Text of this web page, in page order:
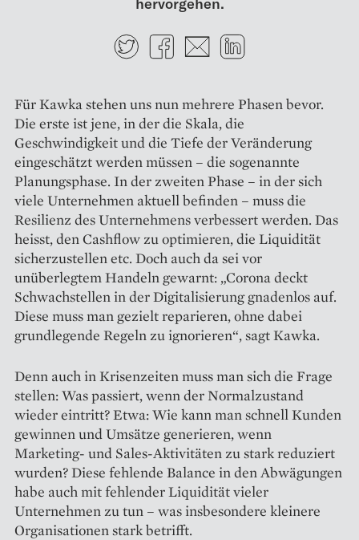
TwitterFacebook
E-mail
Für Kawka stehen uns nun mehrere Phasen bevor.
Die erste ist jene, in der die Skala, die
Geschwindigkeit und die Tiefe der Veränderung
eingeschätzt werden müssen – die sogenannte
Planungsphase. In der zweiten Phase – in der sich
viele Unternehmen aktuell befinden – muss die
Resilienz des Unternehmens verbessert werden. Das
heisst, den Cashflow zu optimieren, die Liquidität
sicherzustellen etc. Doch auch da sei vor
unüberlegtem Handeln gewarnt: „Corona deckt
Schwachstellen in der Digitalisierung gnadenlos auf.
Diese muss man gezielt reparieren, ohne dabei
grundlegende Regeln zu ignorieren“, sagt Kawka.
Denn auch in Krisenzeiten muss man sich die Frage
stellen: Was passiert, wenn der Normalzustand
wieder eintritt? Etwa: Wie kann man schnell Kunden
gewinnen und Umsätze generieren, wenn
Marketing- und Sales-Aktivitäten zu stark reduziert
wurden? Diese fehlende Balance in den Abwägungen
habe auch mit fehlender Liquidität vieler
Unternehmen zu tun – was insbesondere kleinere
Organisationen stark betrifft.